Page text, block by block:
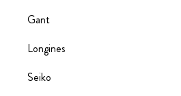
Gant
Longines
Seiko